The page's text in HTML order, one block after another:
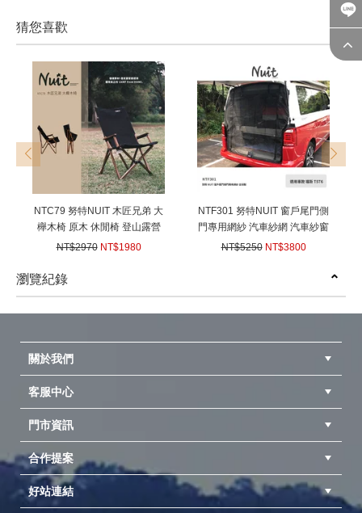
猜您喜歡
NTC79 努特NUIT 木匠兄弟 大
櫸木椅 原木 休閒椅 登山露營
椅 折疊椅 摺疊椅 高背椅
NT$2970 NT$1980
NTF301 努特NUIT 窗戶尾門側
門專用網紗 汽車紗網 汽車紗窗
防蟲紗窗 (適用車款 福斯T5T6)
NT$5250 NT$3800
prev next
瀏覽紀錄
prev
next
關於我們
客服中心
門市資訊
合作提案
異業合作
專案採購
成為供應商
好站連結